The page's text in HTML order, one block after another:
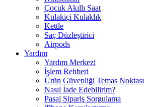
Çocuk Akıllı Saat
Kulakiçi Kulaklık
Kettle
Saç Düzleştirici
Airpods
Yardım
Yardım Merkezi
İşlem Rehberi
Ürün Güvenliği Temas Noktası
Nasıl İade Edebilirim?
Pasaj Sipariş Sorgulama